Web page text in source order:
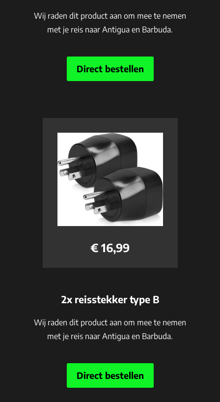
Wij raden dit product aan om mee te nemen
met je reis naar Antigua en Barbuda.
Direct bestellen
€ 16,99
2x reisstekker type B
Wij raden dit product aan om mee te nemen
met je reis naar Antigua en Barbuda.
Direct bestellen